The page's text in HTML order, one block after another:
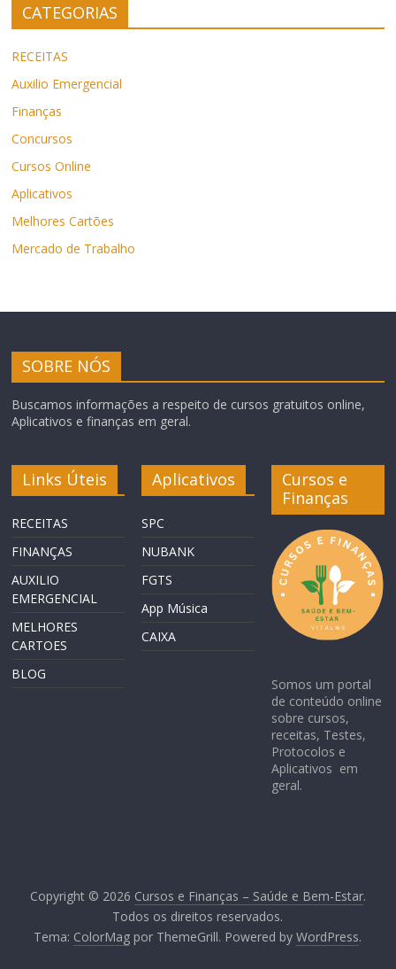
CATEGORIAS
RECEITAS
Auxilio Emergencial
Finanças
Concursos
Cursos Online
Aplicativos
Melhores Cartões
Mercado de Trabalho
SOBRE NÓS
Buscamos informações a respeito de cursos gratuitos online,
Aplicativos e finanças em geral.
Links Úteis
RECEITAS
FINANÇAS
AUXILIO
EMERGENCIAL
MELHORES
CARTOES
BLOG
Aplicativos
SPC
NUBANK
FGTS
App Música
CAIXA
Cursos e
Finanças
Somos um portal
de conteúdo online
sobre cursos,
receitas, Testes,
Protocolos e
Aplicativos em
geral.
Copyright © 2026 Cursos e Finanças – Saúde e Bem-Estar.
Todos os direitos reservados.
Tema: ColorMag por ThemeGrill. Powered byWordPress.